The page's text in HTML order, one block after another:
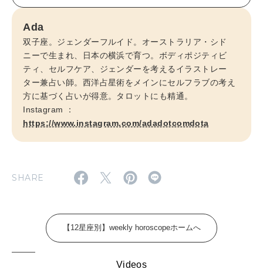
特集
2026年9月号「北海道 おいしく遊ぶ、夏のご褒美旅。」
2026年8月号『お茶の時間です。』
2026年7月号「鎌倉 ローカルが 教えてくれた 本当の歩き方。」
2026年5月号「“大好き”に出会いに。韓国」
2026年4月号「未来をつくる、学びの教科書。」
2026年3月号「スイーツ予想図 2026」
2026年2月号「良運を掴む 新・開運術。」
MAGAZINE MOOK
FOLLOW US!
Ada
双子座。ジェンダーフルイド。オーストラリア・シド
ニーで生まれ、日本の横浜で育つ。ボディポジティビ
ティ、セルフケア、ジェンダーを考えるイラストレー
ター兼占い師。西洋占星術をメインにセルフラブの考え
方に基づく占いが得意。タロットにも精通。
Instagram ：
https://www.instagram.com/adadotcomdota
SHARE
【12星座別】weekly horoscopeホームへ
Videos